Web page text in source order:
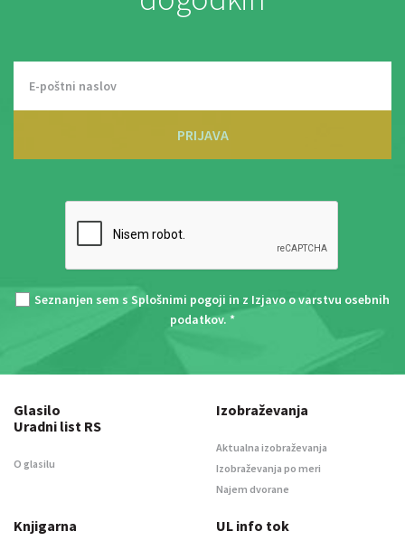
PRIJAVA
Seznanjen sem s Splošnimi pogoji in z Izjavo o varstvu osebnih
podatkov. *
Glasilo
Uradni list RS
O glasilu
Izobraževanja
Aktualna izobraževanja
Izobraževanja po meri
Najem dvorane
Knjigarna UL info tok